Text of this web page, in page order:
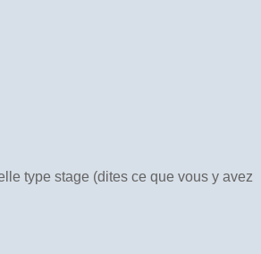
type stage (dites ce que vous y avez